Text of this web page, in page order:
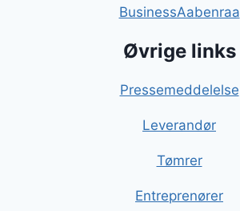
BusinessAabenraa
Øvrige links
Pressemeddelelse
Leverandør
Tømrer
Entreprenører